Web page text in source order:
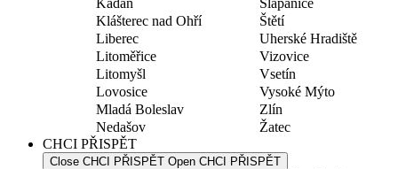
Kadaň
Klášterec nad Ohří
Liberec
Litoměřice
Litomyšl
Lovosice
Mladá Boleslav
Nedašov
Šlapanice
Štětí
Uherské Hradiště
Vizovice
Vsetín
Vysoké Mýto
Zlín
Žatec
CHCI PŘISPĚT
Close CHCI PŘISPĚT Open CHCI PŘISPĚT